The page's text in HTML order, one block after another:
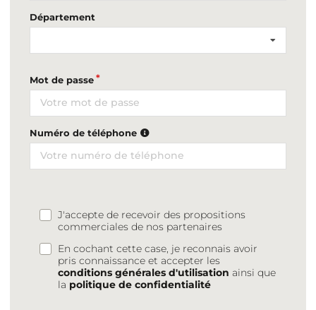
Département
Mot de passe
Numéro de téléphone
J'accepte de recevoir des propositions
commerciales de nos partenaires
En cochant cette case, je reconnais avoir
pris connaissance et accepter les
conditions générales d'utilisation ainsi que
la politique de confidentialité